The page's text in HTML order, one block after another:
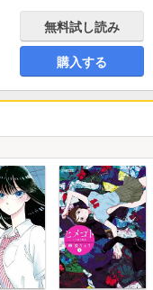
無料試し読み
購入する